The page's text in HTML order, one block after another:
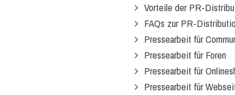
Vorteile der PR-
FAQs zur PR-
Pressearbeit für
Pressearbeit für Foren
Pressearbeit für
Pressearbeit für